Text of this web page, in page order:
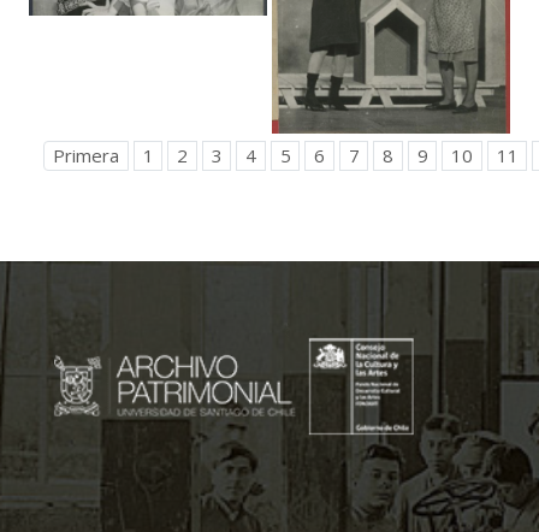
Primera 1 2 3 4 5 6 7 8 9 10 11